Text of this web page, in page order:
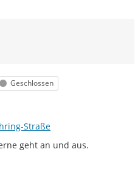
Status
Geschlossen
Straße
geht an und aus.